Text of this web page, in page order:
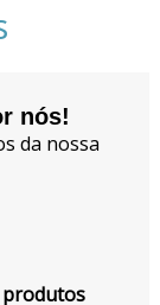
nós!
da nossa
produtos